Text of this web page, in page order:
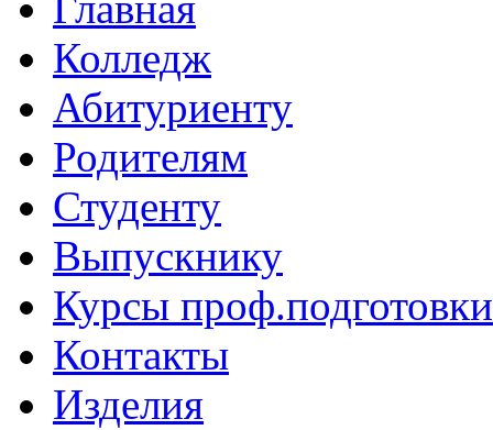
Колледж
Абитуриенту
Родителям
Студенту
Выпускнику
Курсы проф.подготовки
Контакты
Изделия